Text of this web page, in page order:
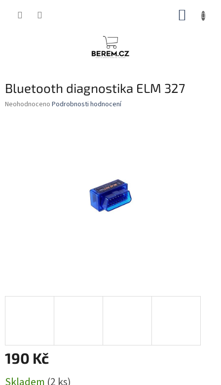
Bluetooth diagnostika ELM 327
Průměrné
Neohodnoceno Podrobnosti hodnocení
190 Kč